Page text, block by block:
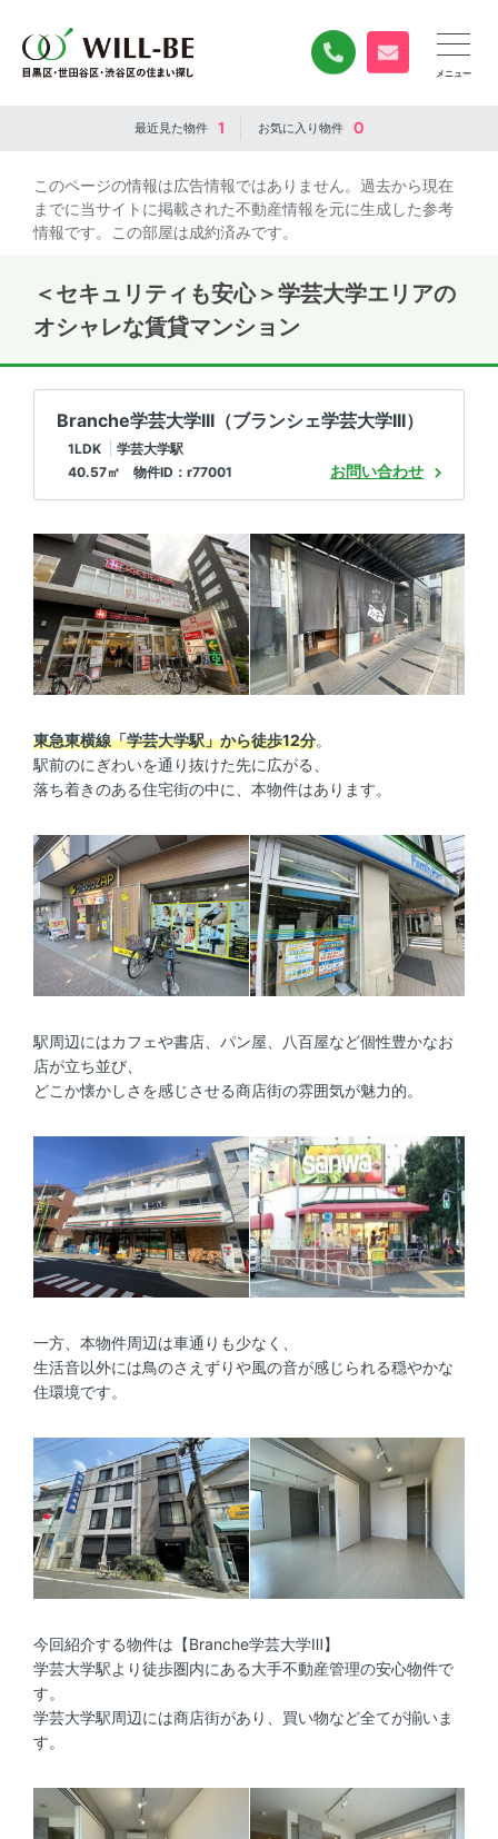
0120-840-834
無料お問い合
最近見た物件 1 お気に入り物件 0
このページの情報は広告情報ではありません。過去から現在
までに当サイトに掲載された不動産情報を元に生成した参考
情報です。この部屋は成約済みです。
＜セキュリティも安心＞学芸大学エリアの
オシャレな賃貸マンション
Branche学芸大学III（ブランシェ学芸大学III）
1LDK
学芸大学駅
40.57㎡ 物件ID：r77001
お問い合わせ
東急東横線「学芸大学駅」から徒歩12分。
駅前のにぎわいを通り抜けた先に広がる、
落ち着きのある住宅街の中に、本物件はあります。
駅周辺にはカフェや書店、パン屋、八百屋など個性豊かなお
店が立ち並び、
どこか懐かしさを感じさせる商店街の雰囲気が魅力的。
一方、本物件周辺は車通りも少なく、
生活音以外には鳥のさえずりや風の音が感じられる穏やかな
住環境です。
今回紹介する物件は【Branche学芸大学Ⅲ】
学芸大学駅より徒歩圏内にある大手不動産管理の安心物件で
す。
学芸大学駅周辺には商店街があり、買い物など全てが揃いま
す。